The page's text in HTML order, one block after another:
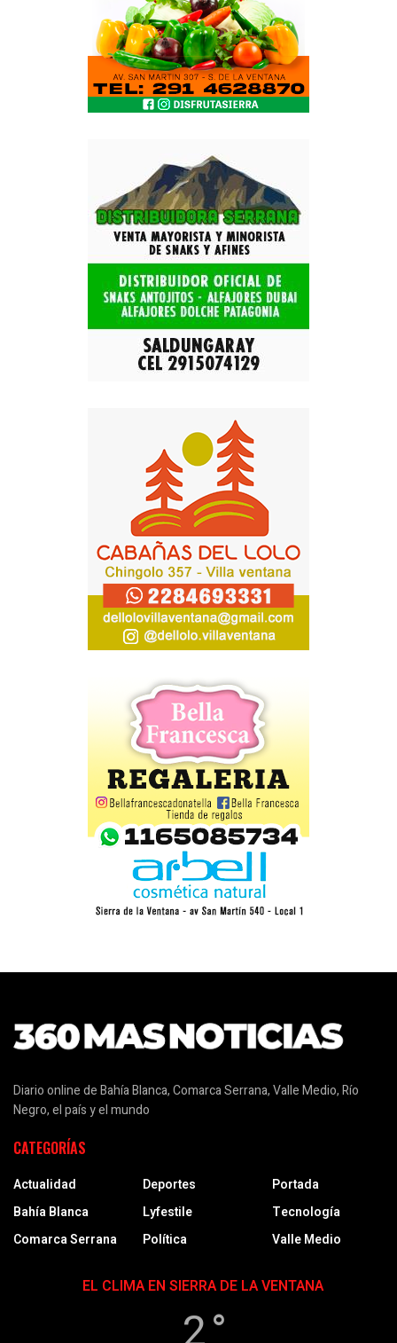
Diario online de Bahía Blanca, Comarca Serrana, Valle Medio, Río
Negro, el país y el mundo
CATEGORÍAS
Actualidad
Bahía Blanca
Comarca Serrana
Deportes
Lyfestile
Política
Portada
Tecnología
Valle Medio
EL CLIMA EN SIERRA DE LA VENTANA